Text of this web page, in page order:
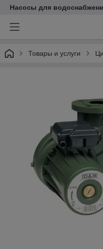
Насосы для
Товары и услуги